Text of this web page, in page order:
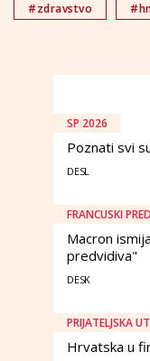
#zdravstvo
SP 2026
Poznati svi
DESL
FRANCUSKI
Macron
predvidiva"
DESK
PRIJATELJSKA
Hrvatska u